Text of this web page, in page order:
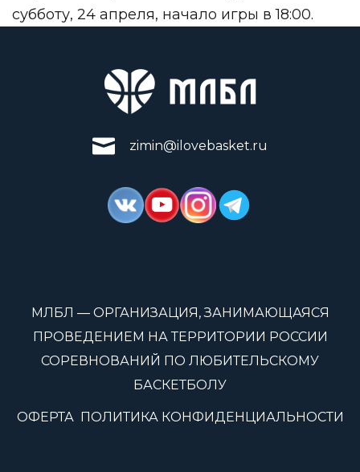
субботу, 24 апреля, начало игры в 18:00.
zimin@ilovebasket.ru
МЛБЛ — ОРГАНИЗАЦИЯ, ЗАНИМАЮЩАЯСЯ
ПРОВЕДЕНИЕМ НА ТЕРРИТОРИИ РОССИИ
СОРЕВНОВАНИЙ ПО ЛЮБИТЕЛЬСКОМУ
БАСКЕТБОЛУ
ОФЕРТА ПОЛИТИКА КОНФИДЕНЦИАЛЬНОСТИ